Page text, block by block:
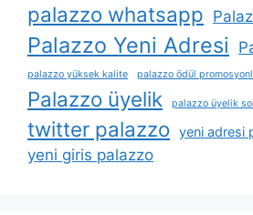
palazzo whatsapp
Palazzo Yeni Adresi
palazzo yüksek kalite palazzo ödül
Palazzo üyelik palazzo üyelik
twitter palazzo yeni adresi
yeni giris palazzo